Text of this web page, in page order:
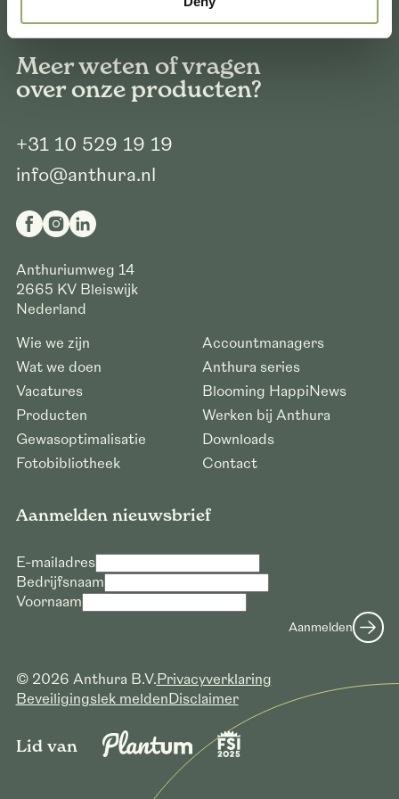
Meer weten of vragen
over onze producten?
+31 10 529 19 19
info@anthura.nl
Anthuriumweg 14
2665 KV Bleiswijk
Nederland
Wie we zijn
Wat we doen
Vacatures
Producten
Gewasoptimalisatie
Fotobibliotheek
Accountmanagers
Anthura series
Blooming HappiNews
Werken bij Anthura
Downloads
Contact
Aanmelden nieuwsbrief
E-mailadres
Bedrijfsnaam
Voornaam
Aanmelden
© 2026 Anthura B.V.Privacyverklaring
Beveiligingslek meldenDisclaimer
Lid van